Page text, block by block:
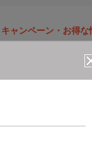
キャンペーン・お得な